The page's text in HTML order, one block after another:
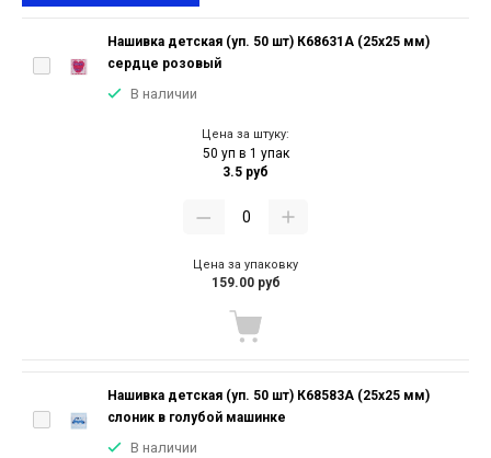
Нашивка детская (уп. 50 шт) К68631А (25х25 мм)
сердце розовый
В наличии
Цена за штуку:
50 уп в 1 упак
3.5 руб
Цена за упаковку
159.00 руб
Нашивка детская (уп. 50 шт) К68583А (25х25 мм)
слоник в голубой машинке
В наличии